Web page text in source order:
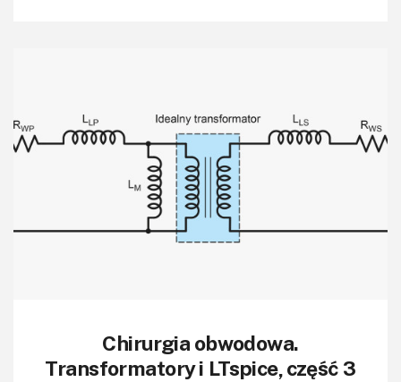
Chirurgia obwodowa.
Transformatory i LTspice, część 3